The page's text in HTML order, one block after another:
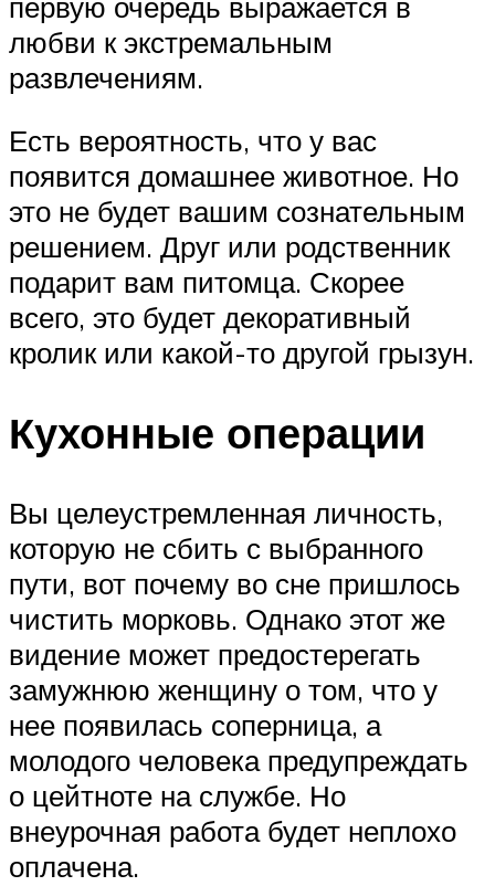
любви к экстремальным
развлечениям.
Есть вероятность, что у вас
появится домашнее животное. Но
это не будет вашим сознательным
решением. Друг или родственник
подарит вам питомца. Скорее
всего, это будет декоративный
кролик или какой-то другой грызун.
Кухонные операции
Вы целеустремленная личность,
которую не сбить с выбранного
пути, вот почему во сне пришлось
чистить морковь. Однако этот же
видение может предостерегать
замужнюю женщину о том, что у
нее появилась соперница, а
молодого человека предупреждать
о цейтноте на службе. Но
внеурочная работа будет неплохо
оплачена.